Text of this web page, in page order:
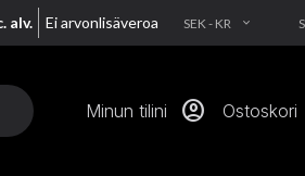
alv. Ei arvonlisäveroa SEK - KR EXPAND_MORE
Minun tilini account_circle Ostoskori